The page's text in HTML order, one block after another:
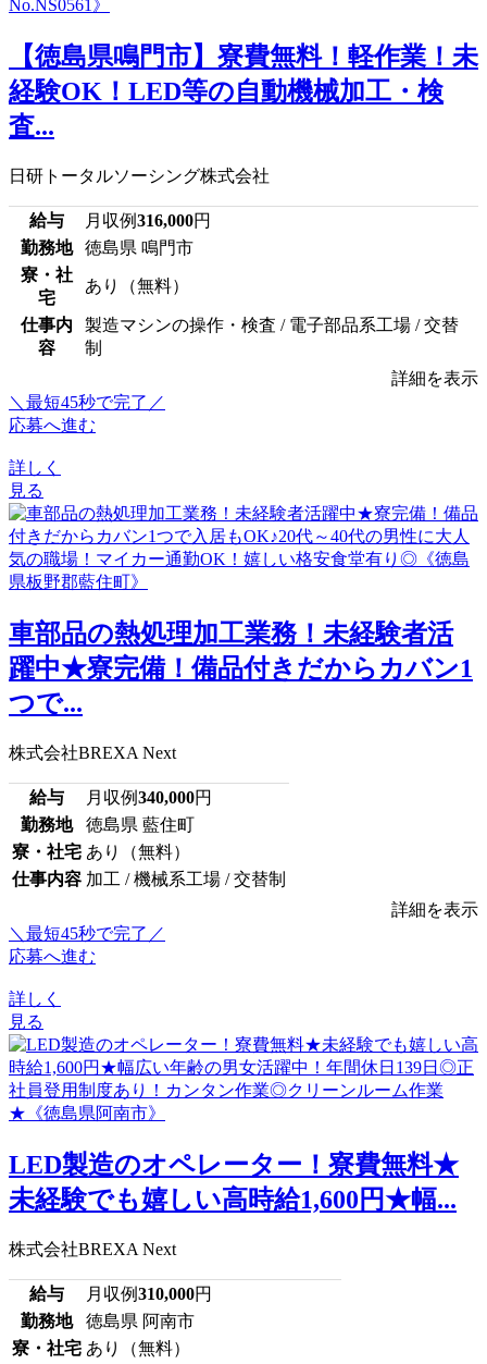
【徳島県鳴門市】寮費無料！軽作業！未
経験OK！LED等の自動機械加工・検
査...
日研トータルソーシング株式会社
給与 月収例316,000円
勤務地
徳島県 鳴門市
寮・社
宅
あり（無料）
仕事内
容
製造マシンの操作・検査 / 電子部品系工場 / 交替
制
詳細を表示
＼最短45秒で完了／
応募へ進む
詳しく
見る
車部品の熱処理加工業務！未経験者活
躍中★寮完備！備品付きだからカバン1
つで...
株式会社BREXA Next
給与 月収例340,000円
勤務地
徳島県 藍住町
寮・社宅 あり（無料）
仕事内容 加工 / 機械系工場 / 交替制
詳細を表示
＼最短45秒で完了／
応募へ進む
詳しく
見る
LED製造のオペレーター！寮費無料★
未経験でも嬉しい高時給1,600円★幅...
株式会社BREXA Next
給与 月収例310,000円
勤務地
徳島県 阿南市
寮・社宅 あり（無料）